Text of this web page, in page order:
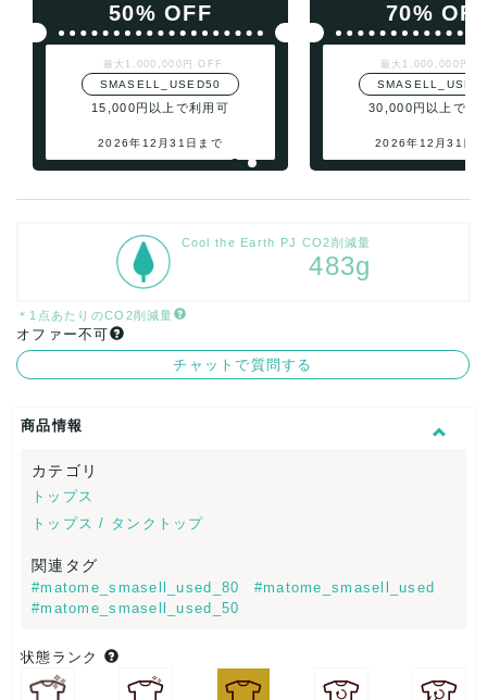
50% OFF
最大1,000,000円 OFF
SMASELL_USED50
15,000円以上で利用可
2026年12月31日まで
70%
最大1,000,000円
30,000円以上で利
2026年12月31日
Cool the Earth PJ CO2削減量
483g
＊1点あたりのCO2削減量
オファー不可
チャットで質問する
商品情報
カテゴリ
トップス
トップス / タンクトップ
関連タグ
#matome_smasell_used_80
#matome_smasell_used
#matome_smasell_used_50
状態ランク